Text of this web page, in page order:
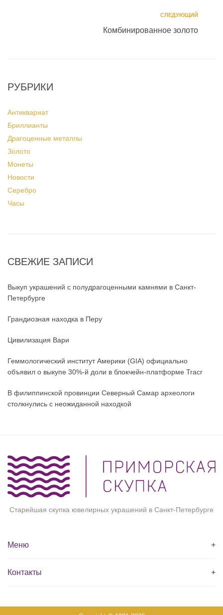
СЛЕДУЮЩИЙ
Комбинированное золото
РУБРИКИ
Антиквариат
Бриллианты
Драгоценные металлы
Золото
Монеты
Новости
Серебро
Часы
СВЕЖИЕ ЗАПИСИ
Выкуп украшений с полудрагоценными камнями в Санкт-
Петербурге
Грандиозная находка в Перу
Цивилизация Вари
Геммологический институт Америки (GIA) официально
объявил о выкупе 30%-й доли в блокчейн-платформе Tracr
В филиппинской провинции Северный Самар археологи
столкнулись с неожиданной находкой
Старейшая скупка ювелирных украшений в Санкт-Петербурге
Меню +
Контакты +